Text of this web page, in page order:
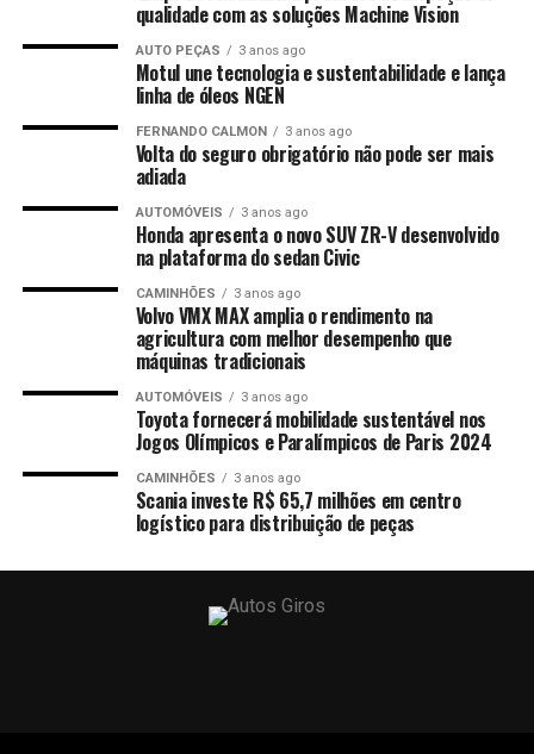
qualidade com as soluções Machine Vision
AUTO PEÇAS 3 anos ago
Motul une tecnologia e sustentabilidade e lança
linha de óleos NGEN
FERNANDO CALMON 3 anos ago
Volta do seguro obrigatório não pode ser mais
adiada
AUTOMÓVEIS 3 anos ago
Honda apresenta o novo SUV ZR-V desenvolvido
na plataforma do sedan Civic
CAMINHÕES 3 anos ago
Volvo VMX MAX amplia o rendimento na
agricultura com melhor desempenho que
máquinas tradicionais
AUTOMÓVEIS 3 anos ago
Toyota fornecerá mobilidade sustentável nos
Jogos Olímpicos e Paralímpicos de Paris 2024
CAMINHÕES 3 anos ago
Scania investe R$ 65,7 milhões em centro
logístico para distribuição de peças